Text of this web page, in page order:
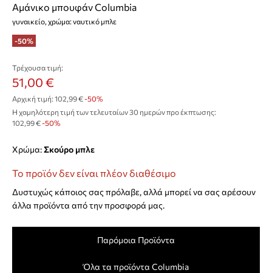
Αμάνικο μπουφάν Columbia
γυναικείο, χρώμα: ναυτικό μπλε
-50%
Τρέχουσα τιμή:
51,00 €
Αρχική τιμή: 102,99 €-50%
Η χαμηλότερη τιμή των τελευταίων 30 ημερών προ έκπτωσης:
102,99 € -50%
Χρώμα: σκούρο μπλε
Το προϊόν δεν είναι πλέον διαθέσιμο
Δυστυχώς κάποιος σας πρόλαβε, αλλά μπορεί να σας αρέσουν
άλλα προϊόντα από την προσφορά μας.
Παρόμοια Προϊόντα
Όλα τα προϊόντα Columbia